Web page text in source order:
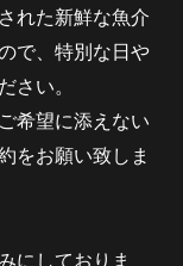
れた新鮮な魚介
で、特別な日や
さい。
希望に添えない
をお願い致しま
にしておりま